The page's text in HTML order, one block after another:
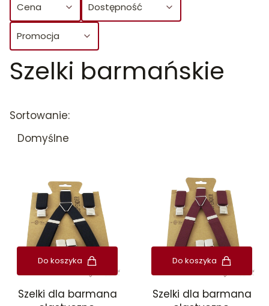
Cena Dostępność
Promocja
Koniec filtrów
Szelki barmańskie
Lista produktów
Sortowanie:
Domyślne
Do koszyka
Szelki dla barmana
Do koszyka
Szelki dla barmana